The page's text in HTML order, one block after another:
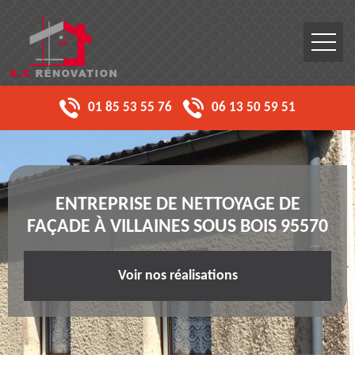
01 85 53 55 76 06 13 50 59 51
ENTREPRISE DE NETTOYAGE DE
FAÇADE À VILLAINES SOUS BOIS 95570
Voir nos réalisations